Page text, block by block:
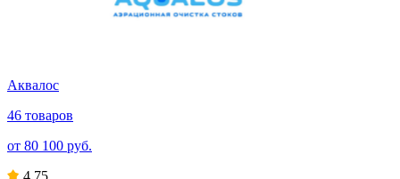
Аквалос
46 товаров
от 80 100 руб.